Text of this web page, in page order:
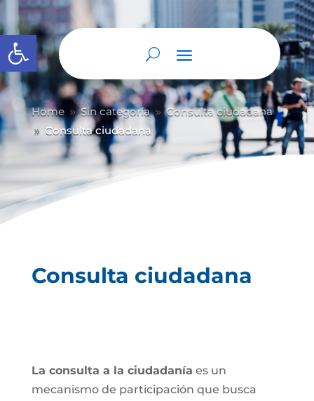
Abrir barra de herramientas
Home 9 Sin categoría 9 Consulta ciudadana
9 Consulta ciudadana
Consulta ciudadana
La consulta a la ciudadanía es un
mecanismo de participación que busca